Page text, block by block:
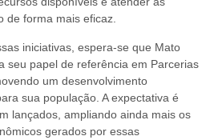
de forma mais eficaz.
iniciativas, espera-se que Mato
seu papel de referência em Parcerias
um desenvolvimento
sua população. A expectativa é
lançados, ampliando ainda mais os
gerados por essas